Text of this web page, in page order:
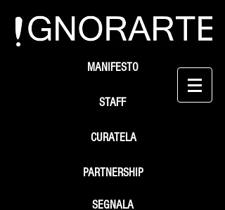
STAFF
SEGNALA
MANIFESTO
PARTNERSHIP
CURATELA